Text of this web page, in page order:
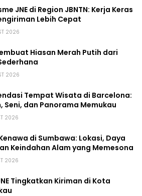
JNE di Region JBNTN: Kerja Keras
Lebih Cepat
2026
Hiasan Merah Putih dari
2026
Tempat Wisata di Barcelona:
Seni, dan Panorama Memukau
2026
di Sumbawa: Lokasi, Daya
Keindahan Alam yang Memesona
2026
Tingkatkan Kiriman di Kota